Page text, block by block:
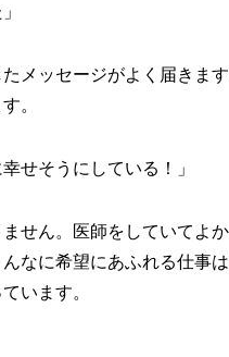
メッセージがよく届きま
。
せそうにしている！」
せん。医師をしていてよ
なに希望にあふれる仕事
います。